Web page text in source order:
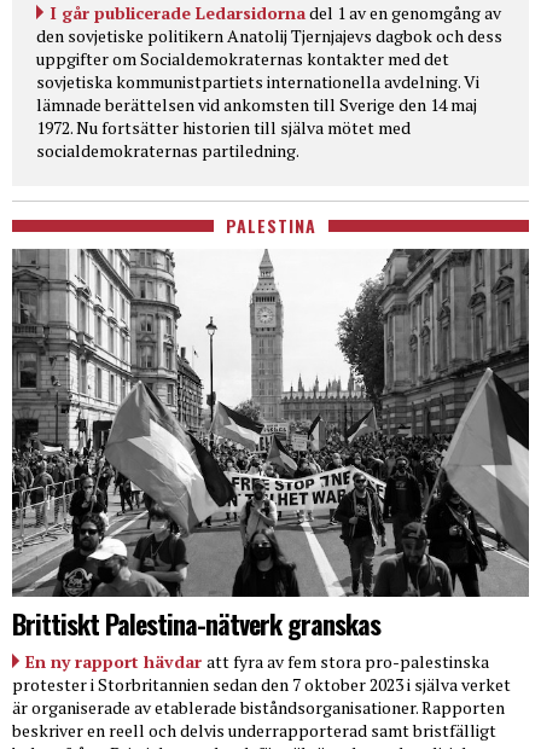
I går publicerade Ledarsidornadel 1 av en genomgång av
den sovjetiske politikern Anatolij Tjernjajevs dagbok och dess
uppgifter om Socialdemokraternas kontakter med det
sovjetiska kommunistpartiets internationella avdelning. Vi
lämnade berättelsen vid ankomsten till Sverige den 14 maj
1972. Nu fortsätter historien till själva mötet med
socialdemokraternas partiledning.
PALESTINA
Brittiskt Palestina-nätverk granskas
En ny rapport hävdar att fyra av fem stora pro-palestinska
protester i Storbritannien sedan den 7 oktober 2023 i själva verket
är organiserade av etablerade biståndsorganisationer. Rapporten
beskriver en reell och delvis underrapporterad samt bristfälligt